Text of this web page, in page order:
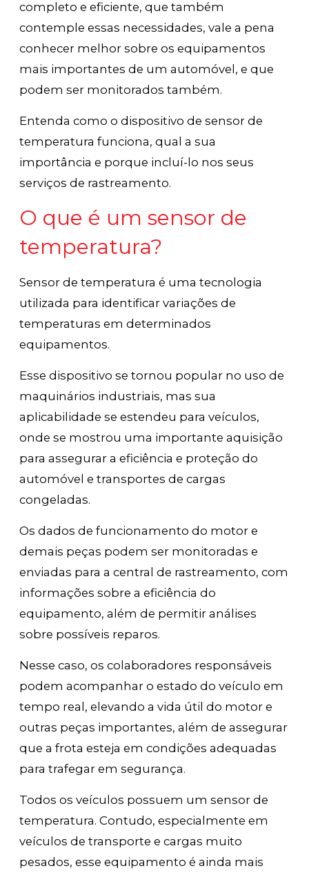
completo e eficiente, que também
contemple essas necessidades, vale a pena
conhecer melhor sobre os equipamentos
mais importantes de um automóvel, e que
podem ser monitorados também.
Entenda como o dispositivo de sensor de
temperatura funciona, qual a sua
importância e porque incluí-lo nos seus
serviços de rastreamento.
O que é um sensor de
temperatura?
Sensor de temperatura é uma tecnologia
utilizada para identificar variações de
temperaturas em determinados
equipamentos.
Esse dispositivo se tornou popular no uso de
maquinários industriais, mas sua
aplicabilidade se estendeu para veículos,
onde se mostrou uma importante aquisição
para assegurar a eficiência e proteção do
automóvel e transportes de cargas
congeladas.
Os dados de funcionamento do motor e
demais peças podem ser monitoradas e
enviadas para a central de rastreamento, com
informações sobre a eficiência do
equipamento, além de permitir análises
sobre possíveis reparos.
Nesse caso, os colaboradores responsáveis
podem acompanhar o estado do veículo em
tempo real, elevando a vida útil do motor e
outras peças importantes, além de assegurar
que a frota esteja em condições adequadas
para trafegar em segurança.
Todos os veículos possuem um sensor de
temperatura. Contudo, especialmente em
veículos de transporte e cargas muito
pesados, esse equipamento é ainda mais